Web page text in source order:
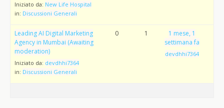
Iniziato da: New Life Hospital
in: Discussioni Generali
Leading AI Digital Marketing
Agency in Mumbai (Awaiting
moderation)
Iniziato da: devdhhi7364
in: Discussioni Generali
0 1
1 mese, 1
settimana fa
devdhhi7364